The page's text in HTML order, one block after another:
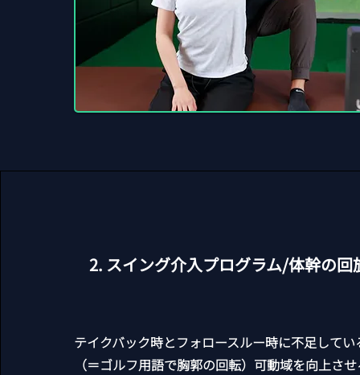
​2. スイング介入プログラム/体幹の回
テイクバック時とフォロースルー時に不足して
（＝ゴルフ用語で胸郭の回転）可動域を向上さ